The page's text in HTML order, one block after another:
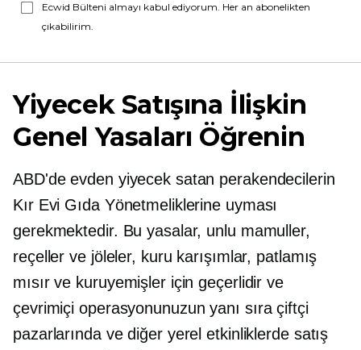
Ecwid Bülteni almayı kabul ediyorum. Her an abonelikten
çıkabilirim.
Yiyecek Satışına İlişkin
Genel Yasaları Öğrenin
ABD'de evden yiyecek satan perakendecilerin
Kır Evi Gıda Yönetmeliklerine uyması
gerekmektedir. Bu yasalar, unlu mamuller,
reçeller ve jöleler, kuru karışımlar, patlamış
mısır ve kuruyemişler için geçerlidir ve
çevrimiçi operasyonunuzun yanı sıra çiftçi
pazarlarında ve diğer yerel etkinliklerde satış